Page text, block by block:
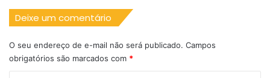
Deixe um comentário
O seu endereço de e-mail não será publicado. Campos
obrigatórios são marcados com *